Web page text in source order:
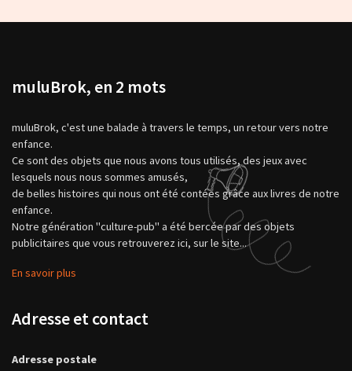
muluBrok, en 2 mots
muluBrok, c'est une balade à travers le temps, un retour vers notre
enfance.
Ce sont des objets que nous avons tous utilisés, des jeux avec
lesquels nous nous sommes amusés,
de belles histoires qui nous ont été contées grâce aux livres de notre
enfance.
Notre génération "culture-pub" a été bercée par des objets
publicitaires que vous retrouverez ici, sur le site...
En savoir plus
Adresse et contact
Adresse postale